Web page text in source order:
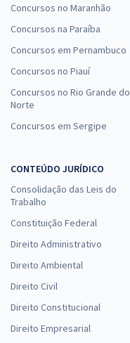
Concursos no Maranhão
Concursos na Paraíba
Concursos em Pernambuco
Concursos no Piauí
Concursos no Rio Grande do
Norte
Concursos em Sergipe
CONTEÚDO JURÍDICO
Consolidação das Leis do
Trabalho
Constituição Federal
Direito Administrativo
Direito Ambiental
Direito Civil
Direito Constitucional
Direito Empresarial